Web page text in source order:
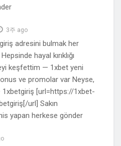
3주 ago
adresini bulmak her
hayal kırıklığı
keşfettim — 1xbet yeni
ve promolar var Neyse,
1xbetgiriş [url=https://1xbet-
url] Sakın
yapan herkese gönder